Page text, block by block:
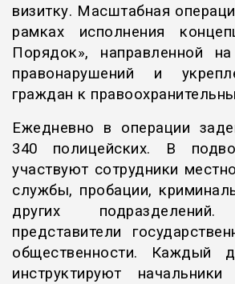
визитку. Масштабная
рамках исполнения
Порядок», направленной
правонарушений и
граждан к
Ежедневно в операции
340 полицейских. В
участвуют сотрудники
службы, пробации,
других
представители
общественности. Каждый
инструктируют